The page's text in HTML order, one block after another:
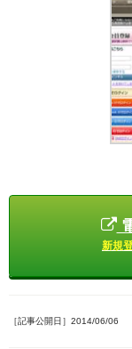
新規
［記事公開日］2014/06/06